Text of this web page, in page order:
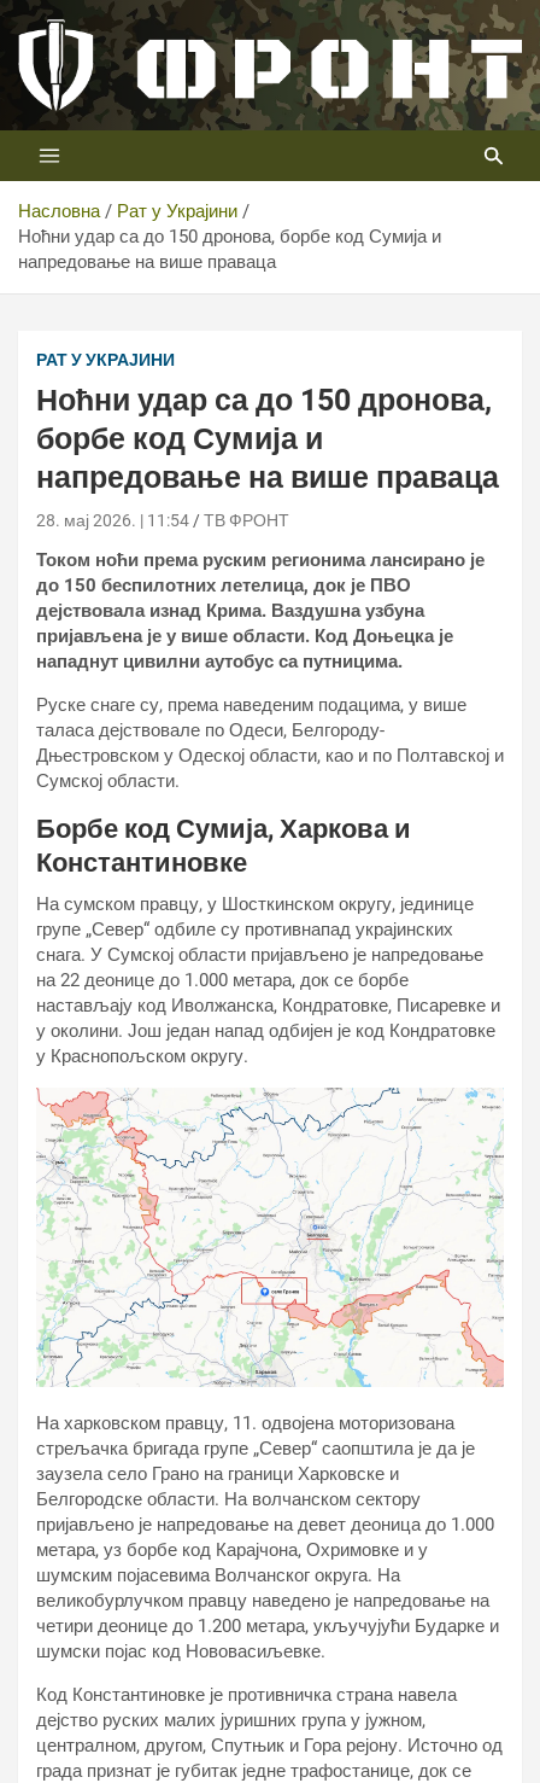
Скип
цонтент
Телевизија ФРОНТ
Први војни канал у Србији
Насловна
Рат у Украјини
Ноћни удар са до 150 дронова, борбе код Сумија и
напредовање на више праваца
РАТ У УКРАЈИНИ
Ноћни удар са до 150 дронова,
борбе код Сумија и
напредовање на више праваца
28. мај 2026. | 11:54 ТВ ФРОНТ
Током ноћи према руским регионима лансирано је
до 150 беспилотних летелица, док је ПВО
дејствовала изнад Крима. Ваздушна узбуна
пријављена је у више области. Код Доњецка је
нападнут цивилни аутобус са путницима.
Руске снаге су, према наведеним подацима, у више
таласа дејствовале по Одеси, Белгороду-
Дњестровском у Одеској области, као и по Полтавској и
Сумској области.
Борбе код Сумија, Харкова и
Константиновке
На сумском правцу, у Шосткинском округу, јединице
групе „Север“ одбиле су противнапад украјинских
снага. У Сумској области пријављено је напредовање
на 22 деонице до 1.000 метара, док се борбе
настављају код Иволжанска, Кондратовке, Писаревке и
у околини. Још један напад одбијен је код Кондратовке
у Краснопољском округу.
На харковском правцу, 11. одвојена моторизована
стрељачка бригада групе „Север“ саопштила је да је
заузела село Грано на граници Харковске и
Белгородске области. На волчанском сектору
пријављено је напредовање на девет деоница до 1.000
метара, уз борбе код Карајчона, Охримовке и у
шумским појасевима Волчанског округа. На
великобурлучком правцу наведено је напредовање на
четири деонице до 1.200 метара, укључујући Бударке и
шумски појас код Нововасиљевке.
Код Константиновке је противничка страна навела
дејство руских малих јуришних група у јужном,
централном, другом, Спутњик и Гора рејону. Источно од
града признат је губитак једне трафостанице, док се